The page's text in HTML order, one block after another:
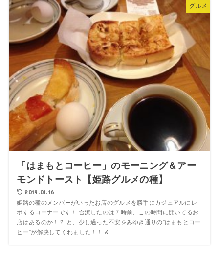
グルメ
「はまもとコーヒー」のモーニング＆アー
モンドトースト【姫路グルメの種】
2019.01.16
姫路の種のメンバーがいったお店のグルメを勝手にカジュアルにレ
ポするコーナーです！ 合流したのは７時前、この時間に開いてるお
店はあるのか！？ と、少し過った不安をみゆき通りの”はまもとコー
ヒー”が解決してくれました！！ &...